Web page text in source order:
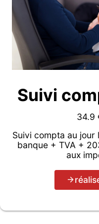
Suivi
34.9
Suivi compta au jour
banque + TVA +
aux